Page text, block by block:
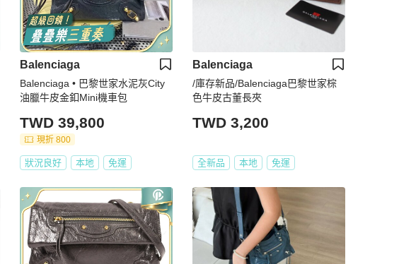
Balenciaga
Balenciaga • 巴黎世家水泥灰City
油臘牛皮金釦Mini機車包
TWD 39,800
現折 800
狀況良好 本地 免運
Balenciaga
/庫存新品/Balenciaga巴黎世家棕
色牛皮古董長夾
TWD 3,200
全新品 本地 免運